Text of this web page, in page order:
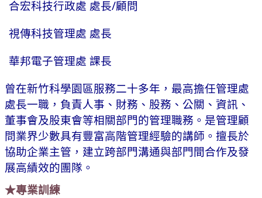
合宏科技行政處 處長/顧問
視傳科技管理處 處長
華邦電子管理處 課長
曾在新竹科學園區服務二十多年，最高擔任管理處
處長一職，負責人事、財務、股務、公關、資訊、
董事會及股東會等相關部門的管理職務。是管理顧
問業界少數具有豐富高階管理經驗的講師。擅長於
協助企業主管，建立跨部門溝通與部門間合作及發
展高績效的團隊。
★專業訓練